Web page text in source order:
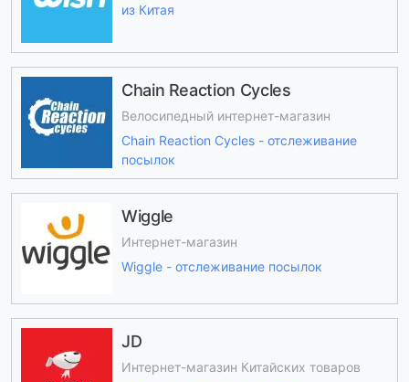
из Китая
Chain Reaction Cycles
Велосипедный интернет-магазин
Chain Reaction Cycles - отслеживание
посылок
Wiggle
Интернет-магазин
Wiggle - отслеживание посылок
JD
Интернет-магазин Китайских товаров